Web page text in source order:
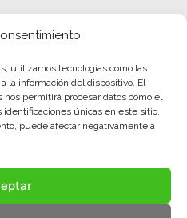
utilizamos tecnologías como las
la información del dispositivo. El
permitirá procesar datos como el
identificaciones únicas en este sitio.
puede afectar negativamente a